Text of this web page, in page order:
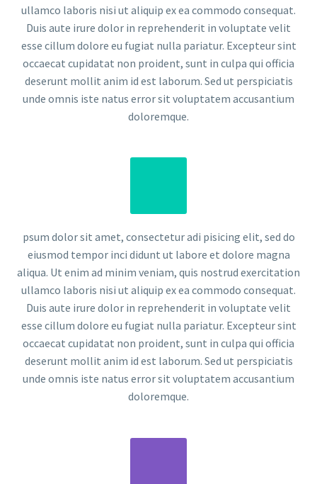
ullamco laboris nisi ut aliquip ex ea commodo consequat.
Duis aute irure dolor in reprehenderit in voluptate velit
esse cillum dolore eu fugiat nulla pariatur. Excepteur sint
occaecat cupidatat non proident, sunt in culpa qui officia
deserunt mollit anim id est laborum. Sed ut perspiciatis
unde omnis iste natus error sit voluptatem accusantium
doloremque.
psum dolor sit amet, consectetur adi pisicing elit, sed do
eiusmod tempor inci didunt ut labore et dolore magna
aliqua. Ut enim ad minim veniam, quis nostrud exercitation
ullamco laboris nisi ut aliquip ex ea commodo consequat.
Duis aute irure dolor in reprehenderit in voluptate velit
esse cillum dolore eu fugiat nulla pariatur. Excepteur sint
occaecat cupidatat non proident, sunt in culpa qui officia
deserunt mollit anim id est laborum. Sed ut perspiciatis
unde omnis iste natus error sit voluptatem accusantium
doloremque.